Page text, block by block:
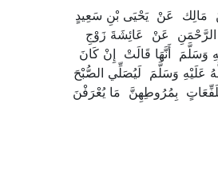
‏مَالِك ‏ ‏عَنْ ‏ ‏يَحْيَى بْنِ سَعِيدٍ
‏عَنْ ‏ ‏عَائِشَةَ زَوْجِ
وَسَلَّمَ ‏ ‏أَنَّهَا قَالَتْ ‏ ‏إِنْ كَانَ
عَلَيْهِ وَسَلَّمَ ‏ ‏لَيُصَلِّي الصُّبْحَ
‏بِمُرُوطِهِنَّ ‏ ‏مَا يُعْرَفْنَ